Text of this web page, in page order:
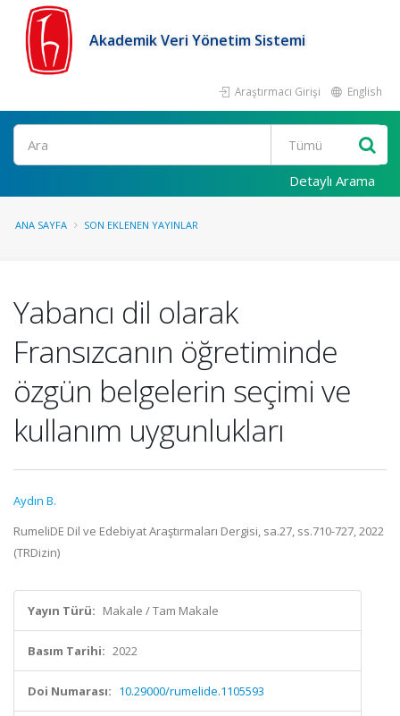
Akademik Veri Yönetim Sistemi
Araştırmacı Girişi English
Ara
Detaylı Arama
ANA SAYFA SON EKLENEN YAYINLAR
Yabancı dil olarak
Fransızcanın öğretiminde
özgün belgelerin seçimi ve
kullanım uygunlukları
Aydın B.
RumeliDE Dil ve Edebiyat Araştırmaları Dergisi, sa.27, ss.710-727, 2022
(TRDizin)
Yayın Türü: Makale / Tam Makale
Basım Tarihi: 2022
Doi Numarası: 10.29000/rumelide.1105593